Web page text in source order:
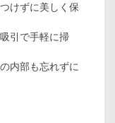
けずに美しく保
引で手軽に掃
内部も忘れずに